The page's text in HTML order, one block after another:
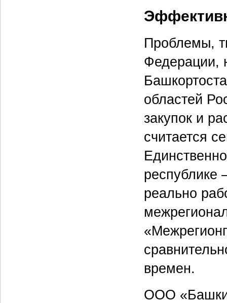
Проблемы,
Федерации,
областей
закупок и
считается
реально
времен.
ООО